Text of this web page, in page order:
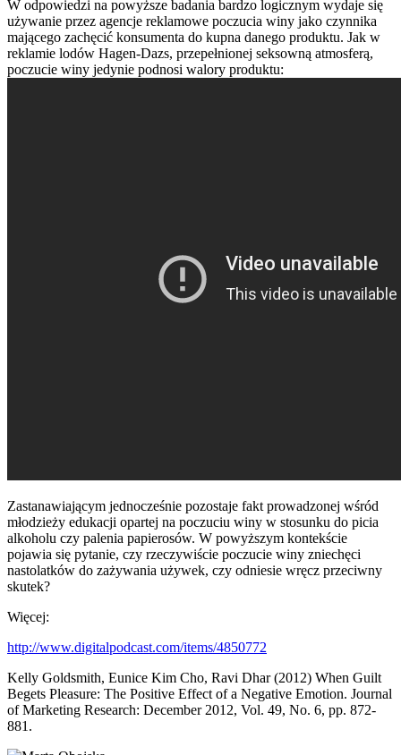
W odpowiedzi na powyższe badania bardzo logicznym wydaje się
używanie przez agencje reklamowe poczucia winy jako czynnika
mającego zachęcić konsumenta do kupna danego produktu. Jak w
reklamie lodów Hagen-Dazs, przepełnionej seksowną atmosferą,
poczucie winy jedynie podnosi walory produktu:
Zastanawiającym jednocześnie pozostaje fakt prowadzonej wśród
młodzieży edukacji opartej na poczuciu winy w stosunku do picia
alkoholu czy palenia papierosów. W powyższym kontekście
pojawia się pytanie, czy rzeczywiście poczucie winy zniechęci
nastolatków do zażywania używek, czy odniesie wręcz przeciwny
skutek?
Więcej:
http://www.digitalpodcast.com/items/4850772
Kelly Goldsmith, Eunice Kim Cho, Ravi Dhar (2012) When Guilt
Begets Pleasure: The Positive Effect of a Negative Emotion. Journal
of Marketing Research: December 2012, Vol. 49, No. 6, pp. 872-
881.